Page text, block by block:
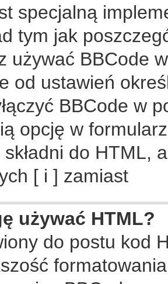
specjalną
tym jak
używać BBCode
od ustawień
BBCode w
opcję w
do HTML,
[ i ] zamiast
używać HTML?
do postu kod